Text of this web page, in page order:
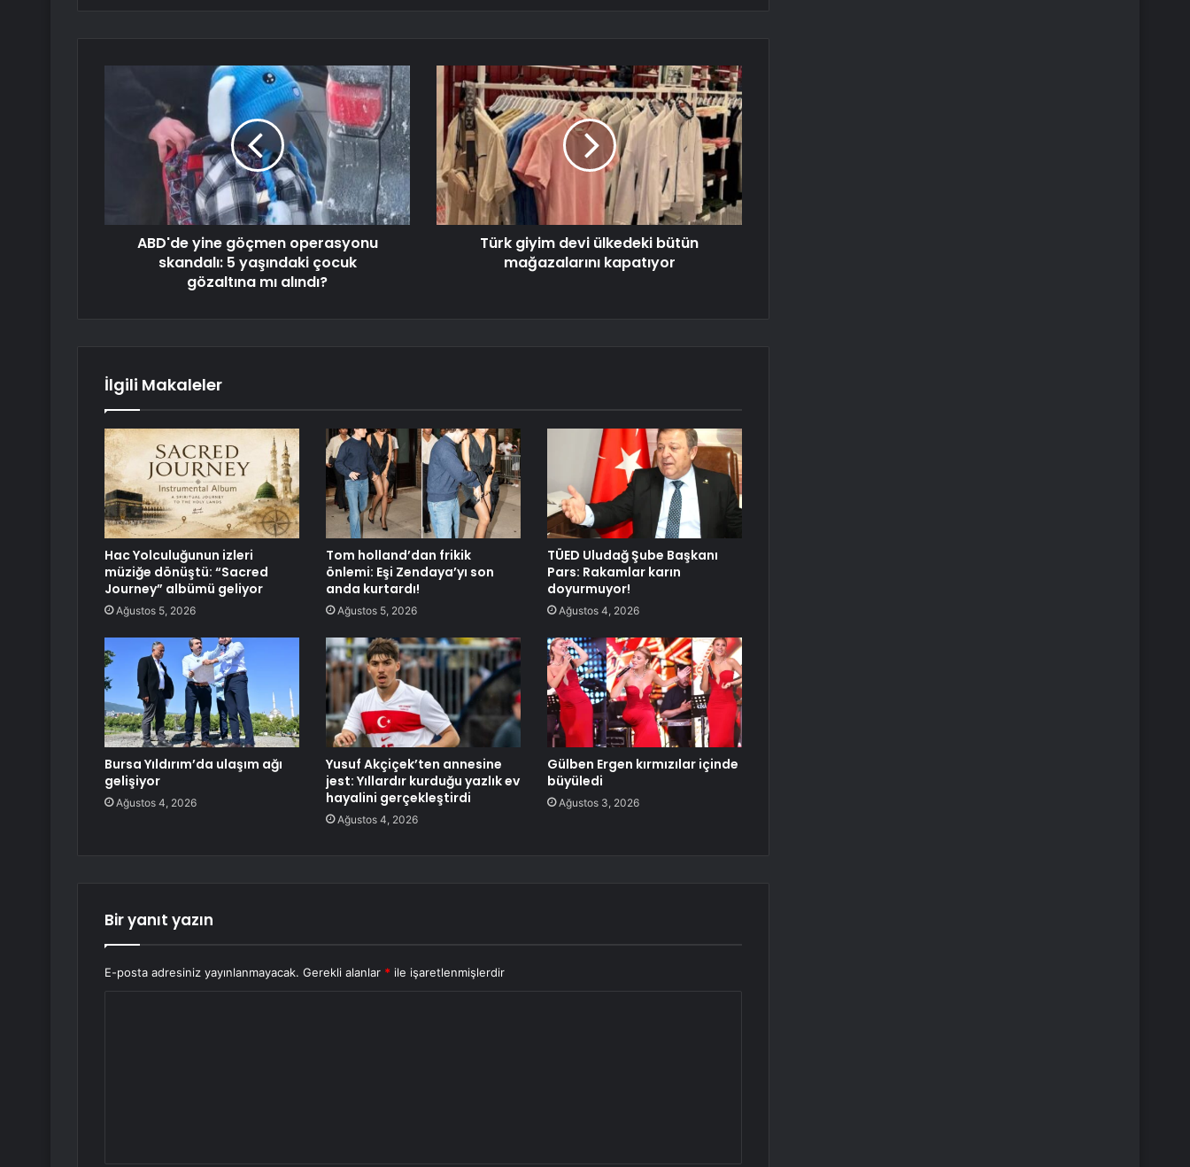
ABD'de yine göçmen operasyonu
skandalı: 5 yaşındaki çocuk
gözaltına mı alındı?
Türk giyim devi ülkedeki bütün
mağazalarını kapatıyor
İlgili Makaleler
Hac Yolculuğunun izleri
müziğe dönüştü: “Sacred
Journey” albümü geliyor
Ağustos 5, 2026
Tom holland’dan frikik
önlemi: Eşi Zendaya’yı son
anda kurtardı!
Ağustos 5, 2026
TÜED Uludağ Şube Başkanı
Pars: Rakamlar karın
doyurmuyor!
Ağustos 4, 2026
Bursa Yıldırım’da ulaşım ağı
gelişiyor
Ağustos 4, 2026
Yusuf Akçiçek’ten annesine
jest: Yıllardır kurduğu yazlık ev
hayalini gerçekleştirdi
Ağustos 4, 2026
Gülben Ergen kırmızılar içinde
büyüledi
Ağustos 3, 2026
Bir yanıt yazın
E-posta adresiniz yayınlanmayacak. Gerekli alanlar * ile işaretlenmişlerdir